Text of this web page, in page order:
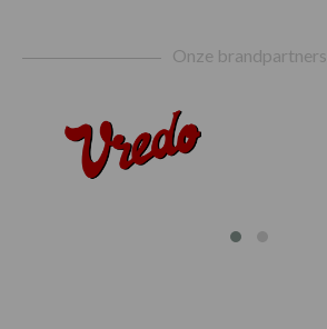
Onze brandpartners